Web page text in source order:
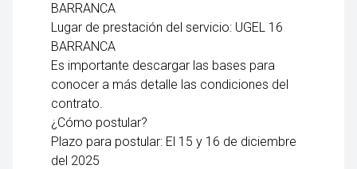
BARRANCA
Lugar de prestación del servicio: UGEL 16
BARRANCA
Es importante descargar las bases para
conocer a más detalle las condiciones del
contrato.
¿Cómo postular?
Plazo para postular: El 15 y 16 de diciembre
del 2025